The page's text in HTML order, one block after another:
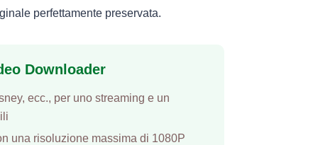
perfettamente preservata.
Downloader
ecc., per uno streaming e un
una risoluzione massima di 1080P